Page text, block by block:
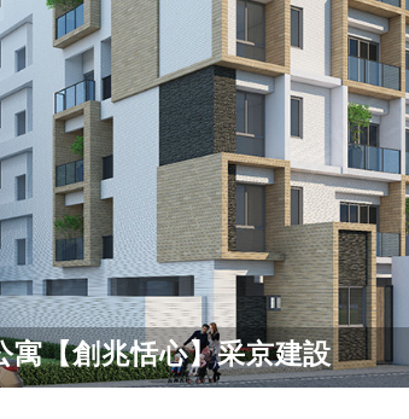
寓【創兆恬心】采京建設